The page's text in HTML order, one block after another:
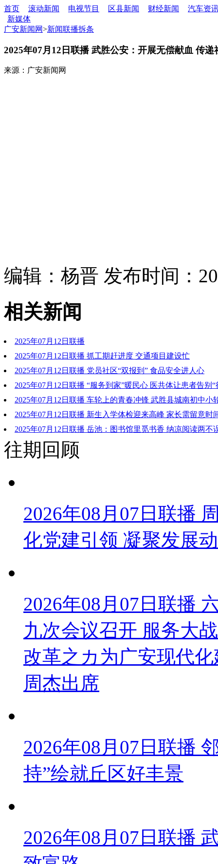
首页 滚动新闻 电视节目 区县新闻 财经新闻
汽车资
新媒体
广安新闻网>新闻联播拆条
2025年07月12日联播 武胜公安：开展无偿献血 传递
来源：广安新闻网
编辑：杨晋 发布时间：
相关新闻
2025年07月12日联播
2025年07月12日联播 抓工期赶进度 交通项目建设忙
2025年07月12日联播 党员社区“双报到” 食品安全进人心
2025年07月12日联播 “服务到家”暖民心 医共体让患者告别“
2025年07月12日联播 车轮上的青春冲锋 武胜县城南初中小
练抓备战
2025年07月12日联播 新生入学体检迎来高峰 家长需留意时
2025年07月12日联播 岳池：图书馆里觅书香 纳凉阅读两不
往期回顾
2026年08月07日联播
化党建引领 凝聚发展
2026年08月07日联播
九次会议召开 服务大
改革之カ为广安现代
周杰出席
2026年08月07日联播
持”绘就丘区好丰景
2026年08月07日联播